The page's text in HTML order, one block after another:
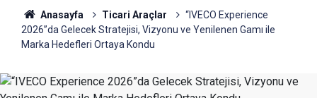
Anasayfa Ticari Araçlar
“IVECO Experience
2026”da Gelecek Stratejisi, Vizyonu ve Yenilenen Gamı ile
Marka Hedefleri Ortaya Kondu